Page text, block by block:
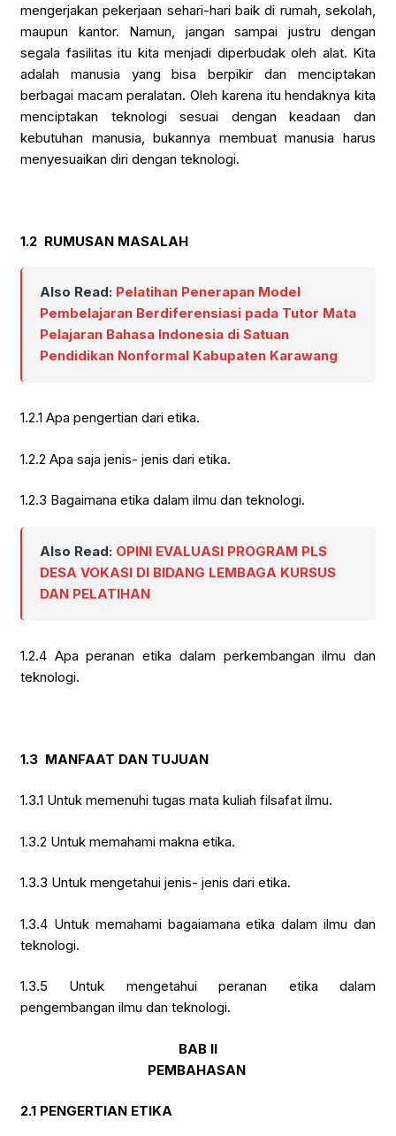
mengerjakan pekerjaan sehari-hari baik di rumah, sekolah,
maupun kantor. Namun, jangan sampai justru dengan
segala fasilitas itu kita menjadi diperbudak oleh alat. Kita
adalah manusia yang bisa berpikir dan menciptakan
berbagai macam peralatan. Oleh karena itu hendaknya kita
menciptakan teknologi sesuai dengan keadaan dan
kebutuhan manusia, bukannya membuat manusia harus
menyesuaikan diri dengan teknologi.
1.2 RUMUSAN MASALAH
Also Read: Pelatihan Penerapan Model
Pembelajaran Berdiferensiasi pada Tutor Mata
Pelajaran Bahasa Indonesia di Satuan
Pendidikan Nonformal Kabupaten Karawang
1.2.1 Apa pengertian dari etika.
1.2.2 Apa saja jenis- jenis dari etika.
1.2.3 Bagaimana etika dalam ilmu dan teknologi.
Also Read: OPINI EVALUASI PROGRAM PLS
DESA VOKASI DI BIDANG LEMBAGA KURSUS
DAN PELATIHAN
1.2.4 Apa peranan etika dalam perkembangan ilmu dan
teknologi.
1.3 MANFAAT DAN TUJUAN
1.3.1 Untuk memenuhi tugas mata kuliah filsafat ilmu.
1.3.2 Untuk memahami makna etika.
1.3.3 Untuk mengetahui jenis- jenis dari etika.
1.3.4 Untuk memahami bagaiamana etika dalam ilmu dan
teknologi.
1.3.5 Untuk mengetahui peranan etika dalam
pengembangan ilmu dan teknologi.
BAB II
PEMBAHASAN
2.1 PENGERTIAN ETIKA